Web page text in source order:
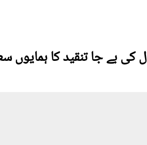
بے جا تنقید کا ہمایوں